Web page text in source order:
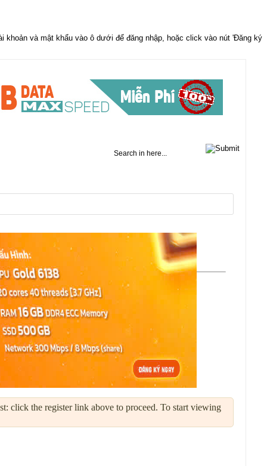
click the register link above to proceed. To start viewing